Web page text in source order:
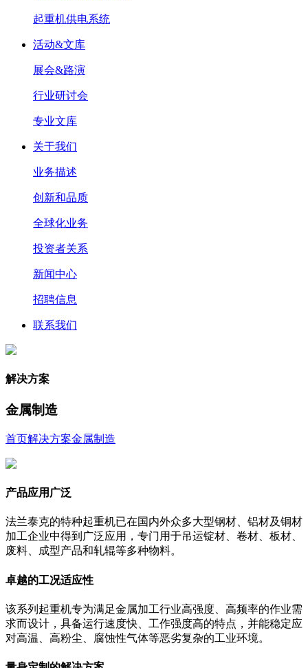
起重机供电系统
活动&文库
展会&路演
行业研讨会
专业文库
关于我们
业务描述
创新和品质
全球化业务
投资者关系
新闻中心
招聘信息
联系我们
解决方案
金属制造
首页解决方案金属制造
产品应用广泛
法兰泰克的特种起重机已在国内外众多大型钢材、铝材及铜材
加工企业中得到广泛应用，专门用于吊运锭材、卷材、板材、
废料、成型产品和轧辊等多种物料。
卓越的工况适应性
该系列起重机专为满足金属加工行业高强度、高频率的作业需
求而设计，具备运行速度快、工作强度高的特点，并能稳定应
对高温、高粉尘、腐蚀性气体等恶劣复杂的工业环境。